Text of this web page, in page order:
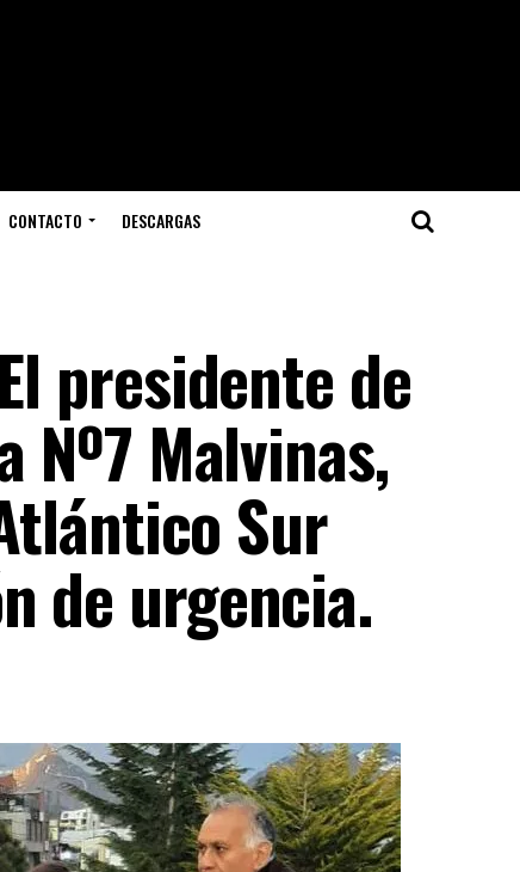
CONTACTO DESCARGAS
presidente de
Malvinas,
Sur
de urgencia.